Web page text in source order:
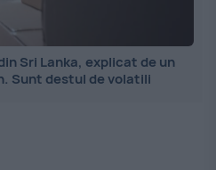
Sri Lanka, explicat de un
Sunt destul de volatili